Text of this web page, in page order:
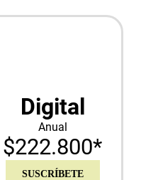
Digital
Anual
$222.800*
SUSCRÍBETE